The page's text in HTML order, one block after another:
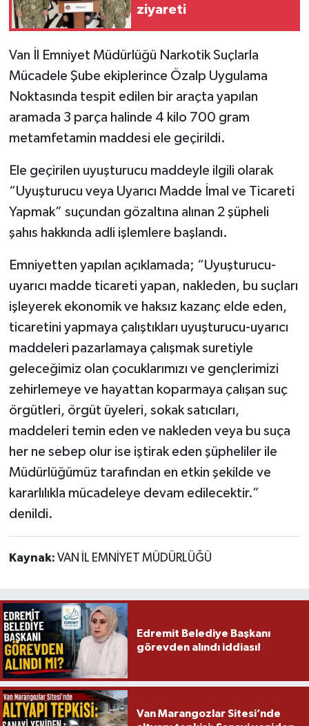
ziyareti
Van İl Emniyet Müdürlüğü Narkotik Suçlarla
Mücadele Şube ekiplerince Özalp Uygulama
Noktasında tespit edilen bir araçta yapılan
aramada 3 parça halinde 4 kilo 700 gram
metamfetamin maddesi ele geçirildi.
Ele geçirilen uyuşturucu maddeyle ilgili olarak
“Uyuşturucu veya Uyarıcı Madde İmal ve Ticareti
Yapmak” suçundan gözaltına alınan 2 şüpheli
şahıs hakkında adli işlemlere başlandı.
Emniyetten yapılan açıklamada; “Uyuşturucu-
uyarıcı madde ticareti yapan, nakleden, bu suçları
işleyerek ekonomik ve haksız kazanç elde eden,
ticaretini yapmaya çalıştıkları uyuşturucu-uyarıcı
maddeleri pazarlamaya çalışmak suretiyle
geleceğimiz olan çocuklarımızı ve gençlerimizi
zehirlemeye ve hayattan koparmaya çalışan suç
örgütleri, örgüt üyeleri, sokak satıcıları,
maddeleri temin eden ve nakleden veya bu suça
her ne sebep olur ise iştirak eden şüpheliler ile
Müdürlüğümüz tarafından en etkin şekilde ve
kararlılıkla mücadeleye devam edilecektir.”
denildi.
Kaynak: VAN İL EMNİYET MÜDÜRLÜĞÜ
Edremit Belediye Başkanı
görevden alındı iddiası!
Van Marangozlar Sitesi’nde